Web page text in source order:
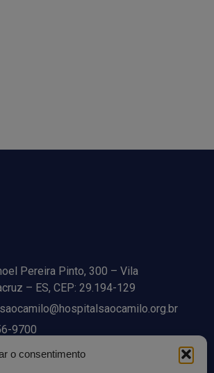
o consentimento
Pereira Pinto, 300 – Vila
– ES, CEP: 29.194-129
9700